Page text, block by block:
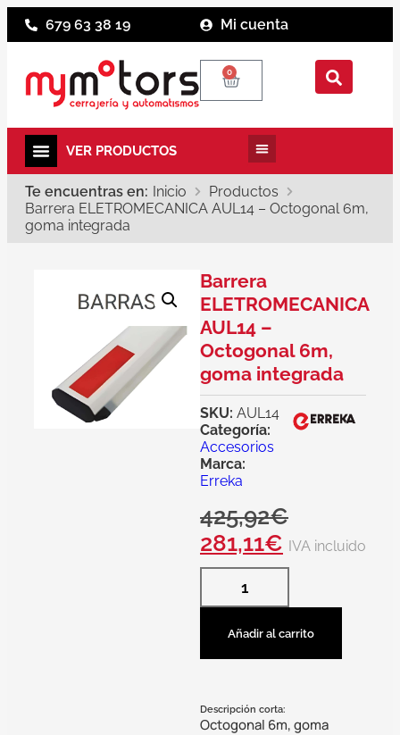
679 63 38 19 Mi cuenta
0
Te encuentras en: Inicio
Productos
Barrera ELETROMECANICA AUL14 – Octogonal 6m,
goma integrada
Barrera
ELETROMECANICA
AUL14 –
Octogonal 6m,
goma integrada
SKU: AUL14
Categoría:
Accesorios
Marca:
Erreka
425,92€
281,11€ IVA incluido
Añadir al carrito
Descripción corta:
Octogonal 6m, goma